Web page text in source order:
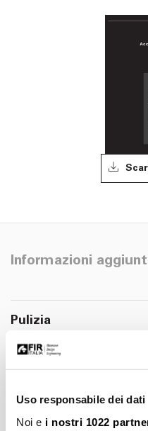
Uso responsabile dei dati
Noi e i nostri 1022
Informazioni
Pulizia
Installazione